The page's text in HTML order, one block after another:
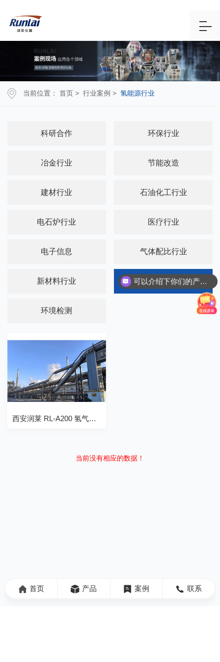
当前位置： 首页 > 行业案例 > 氢能源行业
科研合作 环保行业
冶金行业 节能改造
建材行业 石油化工行业
电石炉行业 医疗行业
电子信息 气体配比行业
新材料行业 氢能源行业
环境检测
西安润莱 RL-A200 氢气变送器在山东某电解水制氢测试设备应用案例
当前没有相应的数据！
首页 产品 案例 联系
可以介绍下你们的产品么？